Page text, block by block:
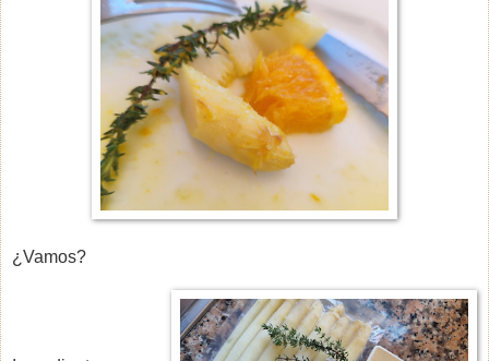
¿Vamos?